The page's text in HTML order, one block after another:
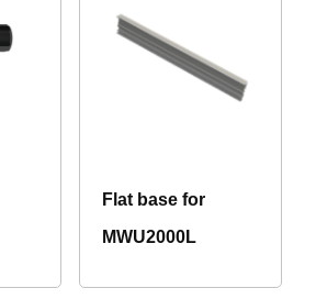
Flat base for
MWU2000L